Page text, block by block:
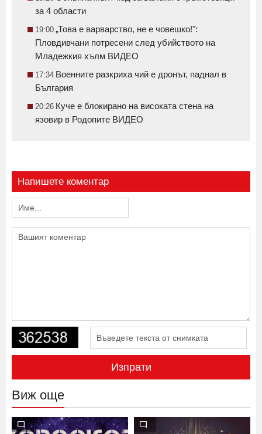
за 4 области
19:00 „Това е варварство, не е човешко!":
Пловдивчани потресени след убийството на
Младежкия хълм ВИДЕО
17:34 Военните разкриха чий е дронът, паднал в
България
20:26 Куче е блокирано на високата стена на
язовир в Родопите ВИДЕО
Напишете коментар
Изпрати
Виж още